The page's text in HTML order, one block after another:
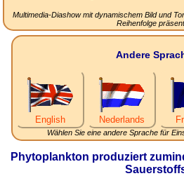
Multimedia-Diashow mit dynamischem Bild und
Reihenfolge
Andere
English Nederlands
Wählen Sie eine andere Sprache für
Phytoplankton produziert